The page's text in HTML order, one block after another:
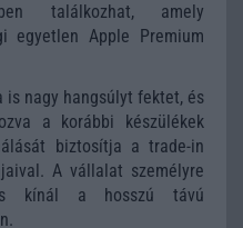
találkozhat, amely
egyetlen Apple Premium
is nagy hangsúlyt fektet, és
a korábbi készülékek
biztosítja a trade-in
A vállalat személyre
is kínál a hosszú távú